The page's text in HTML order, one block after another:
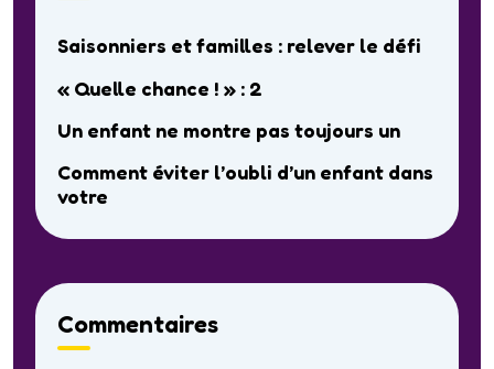
Saisonniers et familles : relever le défi
« Quelle chance ! » : 2
Un enfant ne montre pas toujours un
Comment éviter l’oubli d’un enfant dans
votre
Commentaires